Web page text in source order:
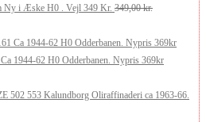
175,00 kr..
105,00 kr..
kr..
pris
200,00 kr..
Ny i Æske H0 . Vejl 349 Kr. 349,00kr.
1944-62 H0 Odderbanen. Nypris 369kr